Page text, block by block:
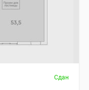
Сдан